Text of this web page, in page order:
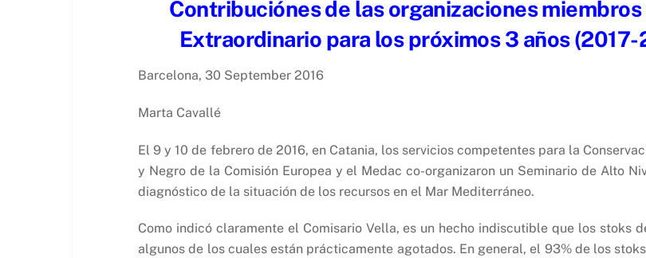
Contribuciónes de las organizaciones
Extraordinario para los próximos 3 años
Barcelona, 30 September 2016
Marta Cavallé
El 9 y 10 de febrero de 2016, en Catania, los servicios competentes para la
y Negro de la Comisión Europea y el Medac co-organizaron un Seminario de Alto
diagnóstico de la situación de los recursos en el Mar Mediterráneo.
Como indicó claramente el Comisario Vella, es un hecho indiscutible que los stoks
algunos de los cuales están prácticamente agotados. En general, el 93% de los